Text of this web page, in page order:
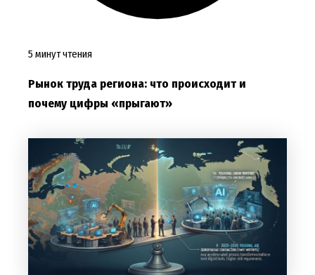
5 минут чтения
Рынок труда региона: что происходит и
почему цифры «прыгают»